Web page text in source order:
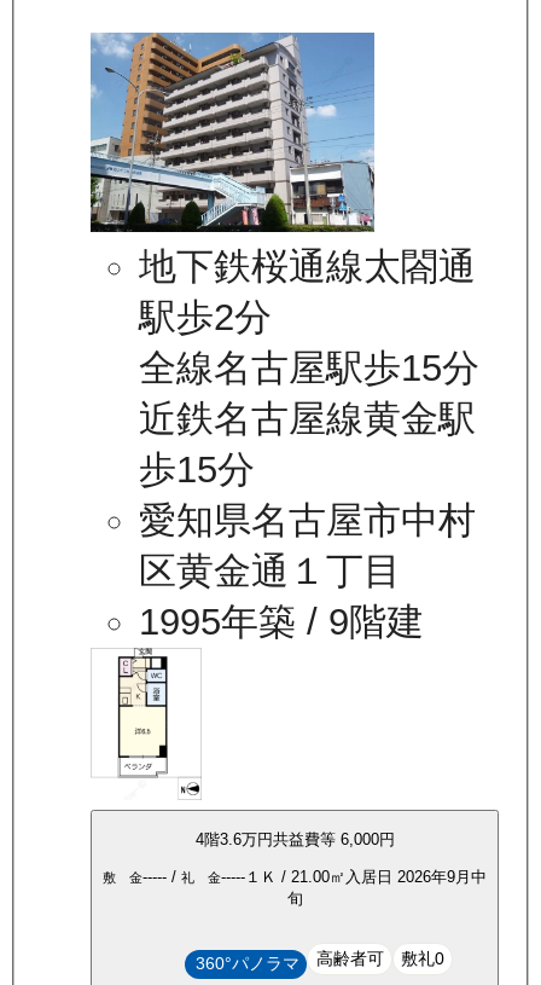
地下鉄桜通線太閤通
駅歩2分
全線名古屋駅歩15分
近鉄名古屋線黄金駅
歩15分
愛知県名古屋市中村
区黄金通１丁目
1995年築 / 9階建
4階3.6万円共益費等 6,000円
敷 金----- / 礼 金----- １Ｋ / 21.00㎡ 入居日 2026年9月中
旬
360°パノラマ 高齢者可 敷礼0